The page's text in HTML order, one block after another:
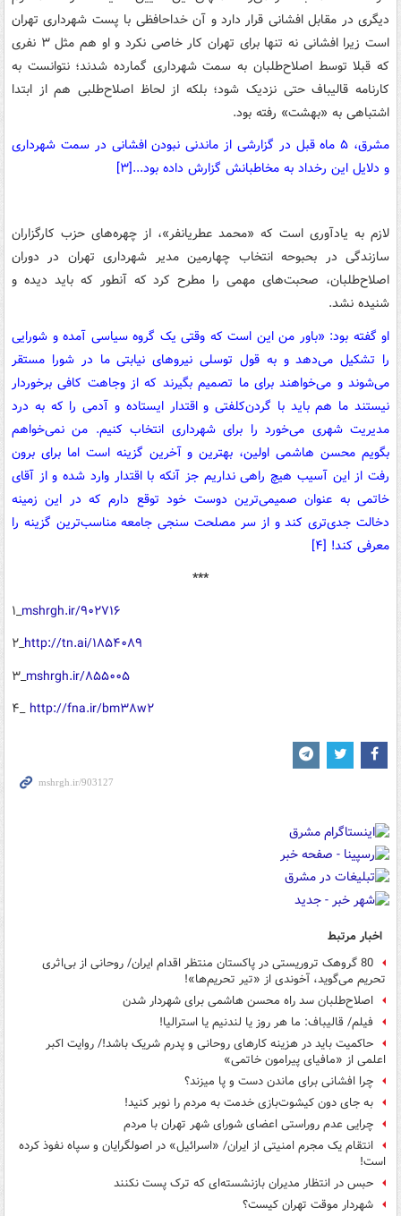
دیگری در مقابل افشانی قرار دارد و آن خداحافظی با پست شهرداری تهران
است زیرا افشانی نه تنها برای تهران کار خاصی نکرد و او هم مثل ۳ نفری
که قبلا توسط اصلاح‌طلبان به سمت شهرداری گمارده شدند؛ نتوانست به
کارنامه قالیباف حتی نزدیک شود؛ بلکه از لحاظ اصلاح‌طلبی هم از ابتدا
اشتباهی به «بهشت» رفته بود.
مشرق، ۵ ماه قبل در گزارشی از ماندنی نبودن افشانی در سمت شهرداری
و دلایل این رخداد به مخاطبانش گزارش داده بود...[۳]
لازم به یادآوری است که «محمد عطریانفر»، از چهره‌های حزب کارگزاران
سازندگی در بحبوحه انتخاب چهارمین مدیر شهرداری تهران در دوران
اصلاح‌طلبان، صحبت‌های مهمی را مطرح کرد که آنطور که باید دیده و
شنیده نشد.
او گفته بود: «باور من این است که وقتی یک گروه سیاسی آمده و شورایی
را تشکیل می‌دهد و به قول توسلی نیروهای نیابتی ما در شورا مستقر
می‌شوند و می‌خواهند برای ما تصمیم بگیرند که از وجاهت کافی برخوردار
نیستند ما هم باید با گردن‌کلفتی و اقتدار ایستاده و آدمی را که به درد
مدیریت شهری می‌خورد را برای شهرداری انتخاب کنیم. من نمی‌خواهم
بگویم محسن هاشمی اولین، بهترین و آخرین گزینه است اما برای برون
رفت از این آسیب هیچ راهی نداریم جز آنکه با اقتدار وارد شده و از آقای
خاتمی به عنوان صمیمی‌ترین دوست خود توقع دارم که در این زمینه
دخالت جدی‌تری کند و از سر مصلحت سنجی جامعه مناسب‌ترین گزینه را
معرفی کند! [۴]
***
۱_mshrgh.ir/۹۰۲۷۱۶
۲_http://tn.ai/۱۸۵۴۰۸۹
۳_mshrgh.ir/۸۵۵۰۰۵
۴_‌ http://fna.ir/bm۳۸w۲
اخبار مرتبط
80 گروهک تروریستی در پاکستان منتظر اقدام ایران/ روحانی از بی‌اثری
تحریم می‌گوید، آخوندی از «تیر تحریم‌ها»!
اصلاح‌طلبان سد راه محسن هاشمی برای شهردار شدن
فیلم/ قالیباف: ما هر روز یا لندنیم یا استرالیا!
حاکمیت باید در هزینه کارهای روحانی و پدرم شریک باشد!/ روایت اکبر
اعلمی از «مافیای پیرامون خاتمی»
چرا افشانی برای ماندن دست و پا میزند؟
به جای دون کیشوت‌بازی خدمت به مردم را نوبر کنید!
چرایی عدم روراستی اعضای شورای شهر تهران با مردم
انتقام یک مجرم امنیتی از ایران/ «اسرائیل» در اصولگرایان و سپاه نفوذ کرده
است!
حبس در انتظار مدیران بازنشسته‌ای که ترک پست نکنند
شهردار موقت تهران کیست؟